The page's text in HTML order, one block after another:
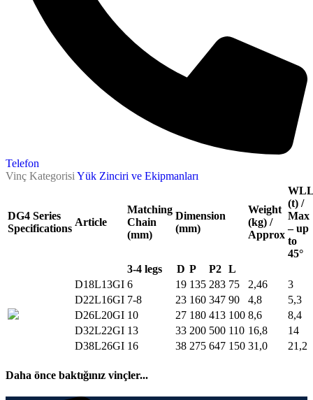
Telefon
Vinç Kategorisi Yük Zinciri ve Ekipmanları
DG4 Series
Specifications
Article
Matching
Chain
(mm)
Dimension
(mm)
Weight
(kg) /
Approx
WLL
(t) /
Max
– up
to
45°
3-4 legs
D P P2 L
D18L13GI 6 19 135 283 75 2,46
3
D22L16GI 7-8 23 160 347 90 4,8
5,3
D26L20GI 10 27 180 413 100 8,6
8,4
D32L22GI 13 33 200 500 110 16,8
14
D38L26GI 16 38 275 647 150 31,0 21,2
Daha önce baktığınız vinçler...